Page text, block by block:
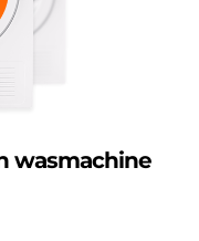
wasmachine